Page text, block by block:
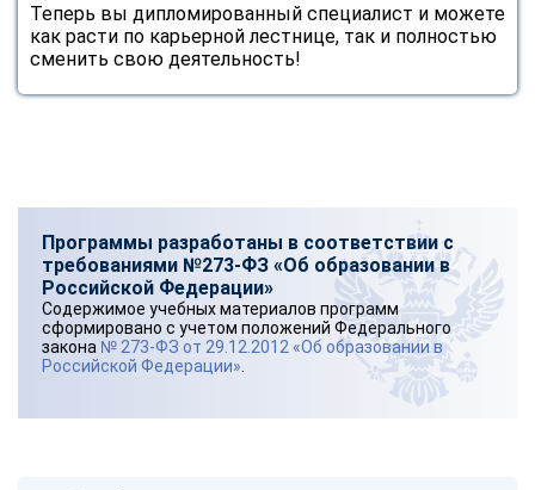
Теперь вы дипломированный специалист и можете
как расти по карьерной лестнице, так и полностью
сменить свою деятельность!
Программы разработаны в соответствии с
требованиями №273-ФЗ «Об образовании в
Российской Федерации»
Содержимое учебных материалов программ
сформировано с учетом положений Федерального
закона № 273-ФЗ от 29.12.2012 «Об образовании в
Российской Федерации»